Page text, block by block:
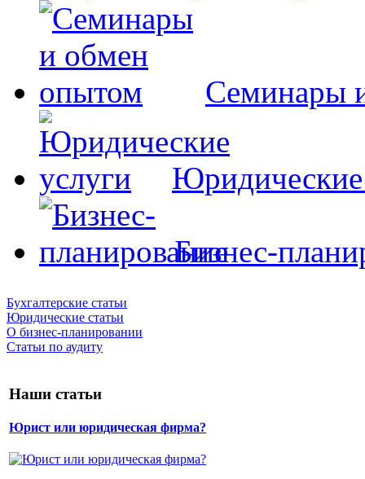
Семинары
Юридические
Бизнес-
Бухгалтерские статьи
Юридические статьи
О бизнес-планировании
Статьи по аудиту
Наши статьи
Юрист или юридическая фирма?